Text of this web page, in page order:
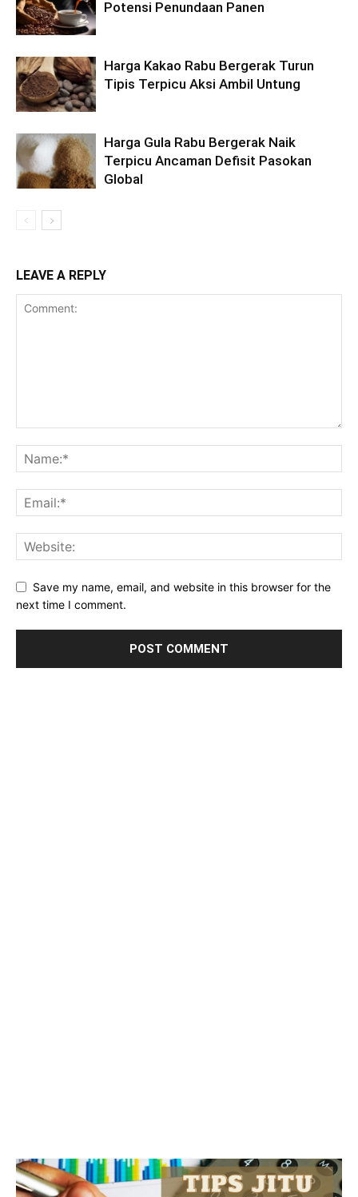
Potensi Penundaan Panen
Harga Kakao Rabu Bergerak Turun
Tipis Terpicu Aksi Ambil Untung
Harga Gula Rabu Bergerak Naik
Terpicu Ancaman Defisit Pasokan
Global
LEAVE A REPLY
Save my name, email, and website in this browser for the
next time I comment.